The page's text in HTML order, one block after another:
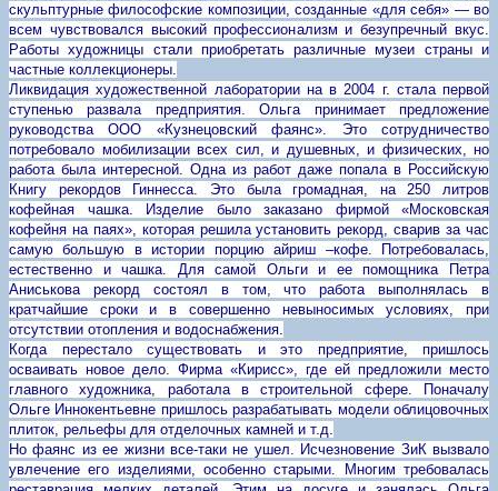
скульптурные философские композиции, созданные «для себя» — во
всем чувствовался высокий профессионализм и безупречный вкус.
Работы художницы стали приобретать различные музеи страны и
частные коллекционеры.
Ликвидация художественной лаборатории на в 2004 г. стала первой
ступенью развала предприятия. Ольга принимает предложение
руководства ООО «Кузнецовский фаянс». Это сотрудничество
потребовало мобилизации всех сил, и душевных, и физических, но
работа была интересной. Одна из работ даже попала в Российскую
Книгу рекордов Гиннесса. Это была громадная, на 250 литров
кофейная чашка. Изделие было заказано фирмой «Московская
кофейня на паях», которая решила установить рекорд, сварив за час
самую большую в истории порцию айриш –кофе. Потребовалась,
естественно и чашка. Для самой Ольги и ее помощника Петра
Аниськова рекорд состоял в том, что работа выполнялась в
кратчайшие сроки и в совершенно невыносимых условиях, при
отсутствии отопления и водоснабжения.
Когда перестало существовать и это предприятие, пришлось
осваивать новое дело. Фирма «Кирисс», где ей предложили место
главного художника, работала в строительной сфере. Поначалу
Ольге Иннокентьевне пришлось разрабатывать модели облицовочных
плиток, рельефы для отделочных камней и т.д.
Но фаянс из ее жизни все-таки не ушел. Исчезновение ЗиК вызвало
увлечение его изделиями, особенно старыми. Многим требовалась